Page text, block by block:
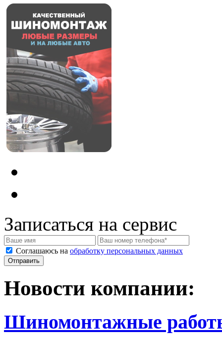
Записаться на сервис
Соглашаюсь на обработку персональных данных
Новости компании:
Шиномонтажные